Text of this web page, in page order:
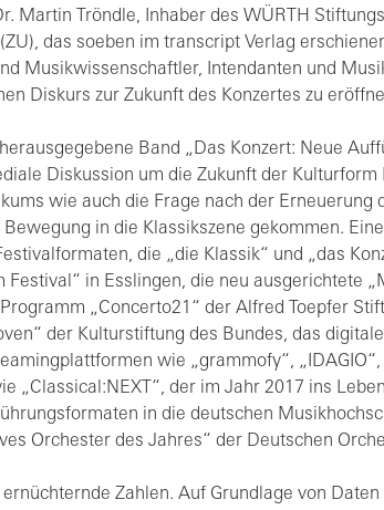
Martin Tröndle, Inhaber des WÜRTH
das soeben im transcript Verlag
Musikwissenschaftler, Intendanten und
Diskurs zur Zukunft des Konzertes zu
Band „Das Konzert: Neue
Diskussion um die Zukunft der Kulturform
wie auch die Frage nach der Erneuerung
in die Klassikszene gekommen.
die „die Klassik“ und „das
in Esslingen, die neu ausgerichtete
„Concerto21“ der Alfred Toepfer
der Kulturstiftung des Bundes, das
wie „grammofy“, „IDAGIO“,
„Classical:NEXT“, der im Jahr 2017 ins
in die deutschen
Orchester des Jahres“ der Deutschen
Zahlen. Auf Grundlage von